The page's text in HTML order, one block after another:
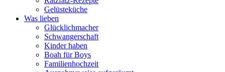
Gelüsteküche
Was lieben
Glücklichmacher
Schwangerschaft
Kinder haben
Boah für Boys
Familienhochzeit